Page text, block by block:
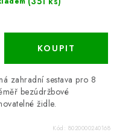
zahradní sestava pro 8
bezúdržbové
židle.
Kód: 8020000240168